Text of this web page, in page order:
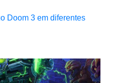
Doom 3 em diferentes